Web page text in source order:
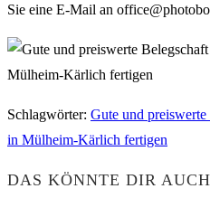
Sie eine E-Mail an
Schlagwörter: Gute und
in Mülheim-Kärlich fertigen
DAS KÖNNTE DIR